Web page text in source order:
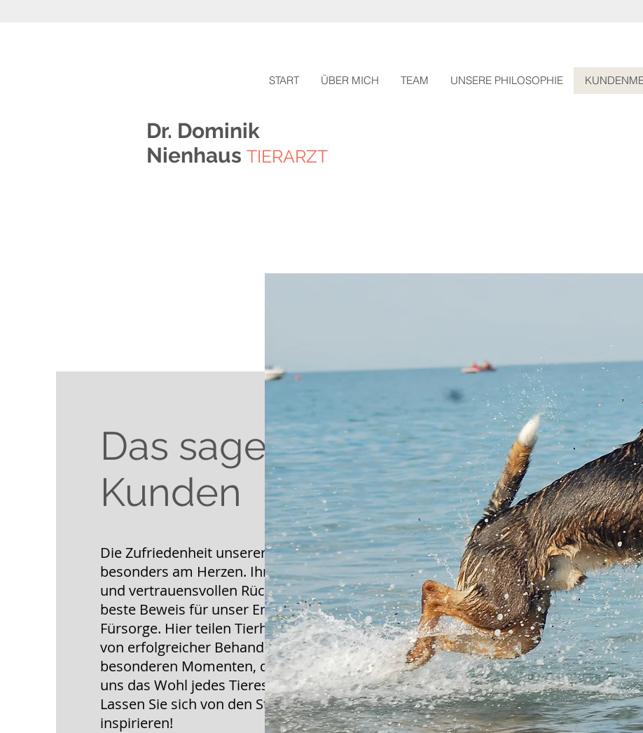
START ÜBER MICH TEAM UNSERE PHILOSOPHIE
Dr. Dominik
Nienhaus TIERARZT
Das sagen unsere
Kunden
Die Zufriedenheit unserer Kunden liegt uns
besonders am Herzen. Ihre positiven Erfahrungen
und vertrauensvollen Rückmeldungen sind der
beste Beweis für unser Engagement und unsere
Fürsorge. Hier teilen Tierhalter ihre Geschichten –
von erfolgreicher Behandlung bis hin zu
besonderen Momenten, die zeigen, wie wichtig
uns das Wohl jedes Tieres ist.
Lassen Sie sich von den Stimmen unserer Kunden
inspirieren!